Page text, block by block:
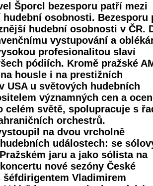
Šporcl
bezesporu patří mezi
hudební osobnosti. Bezesporu
hudební osobnosti v ČR.
vystupování a
profesionalitou slaví
pódiích. Kromě pražské
housle i na prestižních
USA u světových hudebních
významných cen a
celém světě, spolupracuje s
orchestrů.
na dvou vrcholně
událostech: se
jaru a jako sólista na
nové sezóny České
Vladimirem